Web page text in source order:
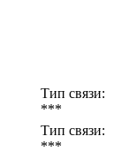
Тип связи:
***
Тип связи:
***